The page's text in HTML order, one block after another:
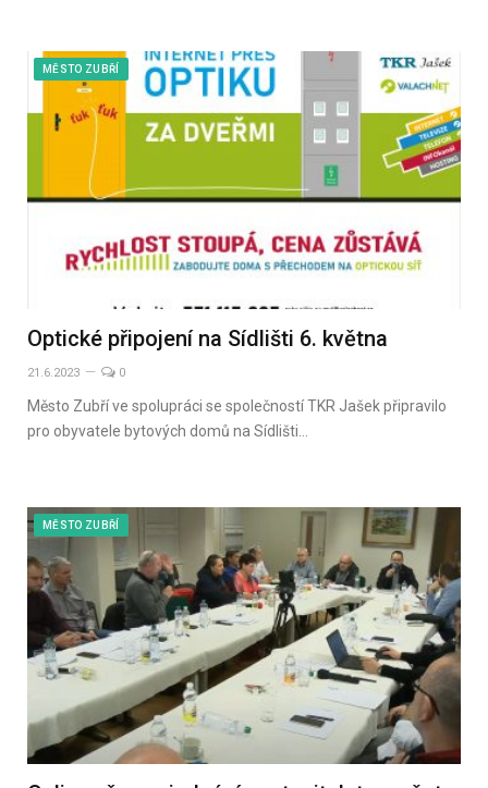
MĚSTO ZUBŘÍ
Optické připojení na Sídlišti 6. května
21.6.2023 0
Město Zubří ve spolupráci se společností TKR Jašek připravilo
pro obyvatele bytových domů na Sídlišti…
MĚSTO ZUBŘÍ